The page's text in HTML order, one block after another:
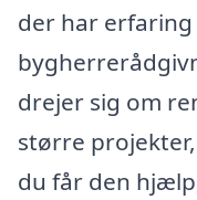
der har erfaring
drejer sig om
større
du får den